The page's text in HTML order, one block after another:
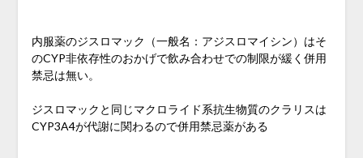
内服薬のジスロマック（一般名：アジスロマイシン）はそ
のCYP非依存性のおかげで飲み合わせでの制限が緩く併用
禁忌は無い。
ジスロマックと同じマクロライド系抗生物質のクラリスは
CYP3A4が代謝に関わるので併用禁忌薬がある